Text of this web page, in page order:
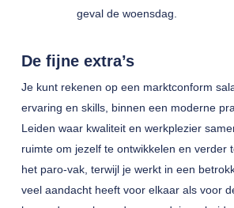
geval de woensdag.
De fijne extra’s
Je kunt rekenen op een marktconform
ervaring en skills, binnen een moderne
Leiden waar kwaliteit en werkplezier
ruimte om jezelf te ontwikkelen en verder
het paro-vak, terwijl je werkt in een
veel aandacht heeft voor elkaar als voor